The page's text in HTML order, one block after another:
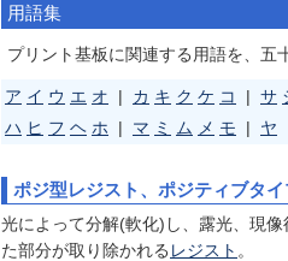
用語集
プリント基板に関連する用語を、五
ア イ ウ エ オ | カ キ ク ケ コ | サ
ハ ヒ フ ヘ ホ | マ ミ ム メ モ | ヤ
ポジ型レジスト、ポジティブタ
光によって分解(軟化)し、露光、現像
た部分が取り除かれる レジスト 。